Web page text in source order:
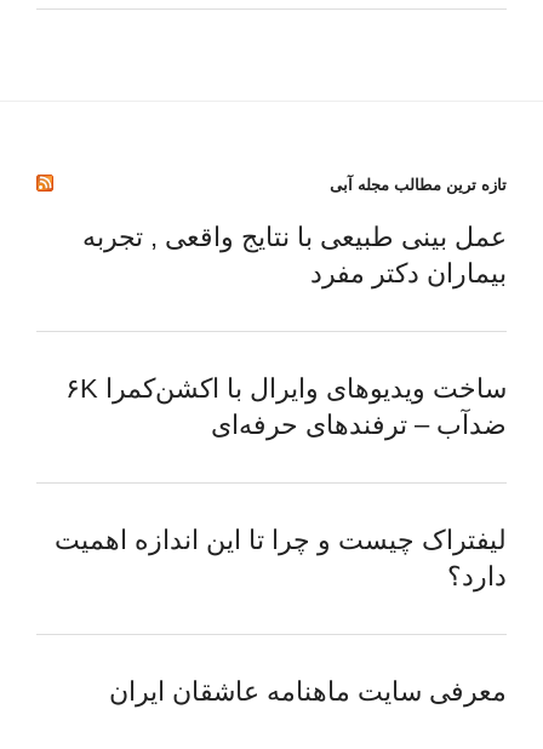
تازه ترین مطالب مجله آبی
عمل بینی طبیعی با نتایج واقعی , تجربه
بیماران دکتر مفرد
ساخت ویدیوهای وایرال با اکشن‌کمرا ۶K
ضدآب – ترفندهای حرفه‌ای
لیفتراک چیست و چرا تا این اندازه اهمیت
دارد؟
معرفی سایت ماهنامه عاشقان ایران